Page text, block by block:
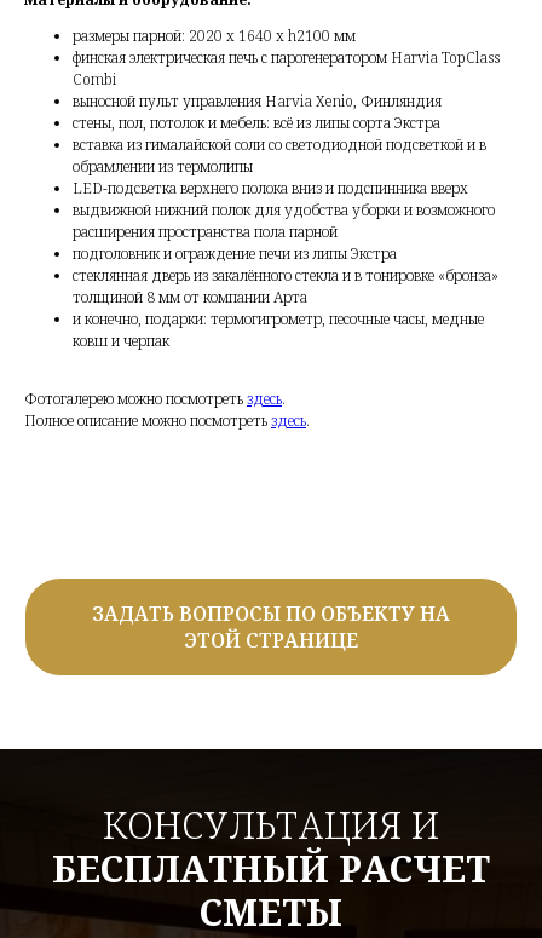
размеры парной: 2020 х 1640 х h2100 мм
финская электрическая печь с парогенератором Harvia TopClass
Combi
выносной пульт управления Harvia Xenio, Финляндия
стены, пол, потолок и мебель: всё из липы сорта Экстра
вставка из гималайской соли со светодиодной подсветкой и в
обрамлении из термолипы
LED-подсветка верхнего полока вниз и подспинника вверх
выдвижной нижний полок для удобства уборки и возможного
расширения пространства пола парной
подголовник и ограждение печи из липы Экстра
стеклянная дверь из закалённого стекла и в тонировке «бронза»
толщиной 8 мм от компании Арта
и конечно, подарки: термогигрометр, песочные часы, медные
ковш и черпак
Фотогалерею можно посмотретьздесь.
Полное описание можно посмотретьздесь.
ЗАДАТЬ ВОПРОСЫ ПО ОБЪЕКТУ НА
ЭТОЙ СТРАНИЦЕ
КОНСУЛЬТАЦИЯ И
БЕСПЛАТНЫЙ РАСЧЕТ
СМЕТЫ